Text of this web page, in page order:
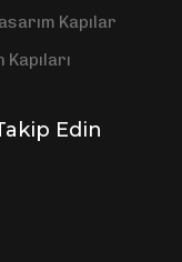
Kapılar
Kapıları
Edin